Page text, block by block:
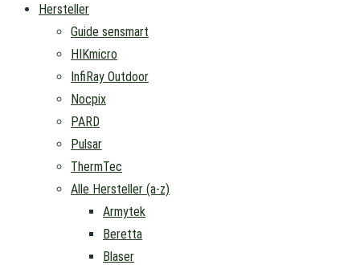
Hersteller
Guide sensmart
HIKmicro
InfiRay Outdoor
Nocpix
PARD
Pulsar
ThermTec
Alle Hersteller (a-z)
Armytek
Beretta
Blaser